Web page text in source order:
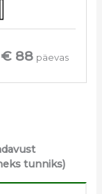
€ 88 päevas
tunniks)